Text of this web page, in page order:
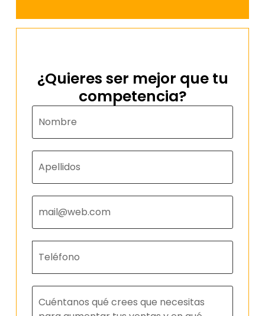
¿Quieres ser mejor que tu
competencia?